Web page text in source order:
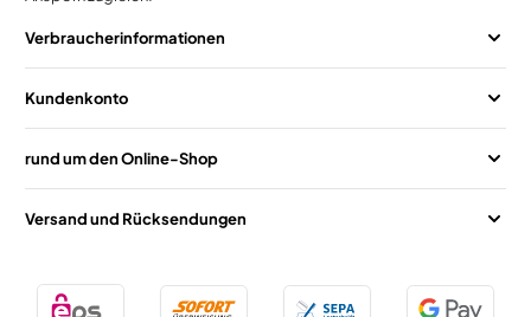
Verbraucherinformationen
Kundenkonto
rund um den Online-Shop
Versand und Rücksendungen